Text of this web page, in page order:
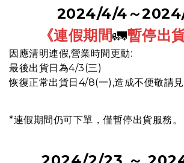
2024/4/4～
《連假期間🚛暫停出
因應清明連假,營業時間更動:
最後出貨日為4/3(三)
恢復正常出貨日4/8(一),造成不便敬請
*連假期間仍可下單，僅暫停出貨服務。